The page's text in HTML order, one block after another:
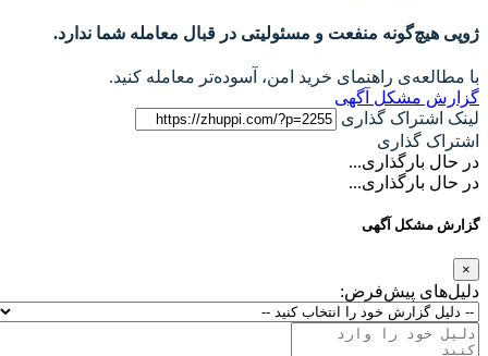
ژوپی هیچ‌گونه منفعت و مسئولیتی در قبال معامله شما ندارد.
با مطالعه‌ی راهنمای خرید امن، آسوده‌تر معامله کنید.
گزارش مشکل آگهی
لینک اشتراک گذاری
اشتراک گذاری
در حال بارگذاری...
در حال بارگذاری...
گزارش مشکل آگهی
×
دلیل‌های پیش‌فرض: